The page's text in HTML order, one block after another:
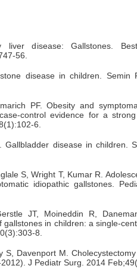
liver disease: Gallstones.
56.
disease in children. Semin
PF. Obesity and
control evidence for a
6.
Gallbladder disease in children.
S, Wright T, Kumar R.
idiopathic gallstones.
JT, Moineddin R,
in children: a single-
8.
S, Davenport M.
J Pediatr Surg. 2014